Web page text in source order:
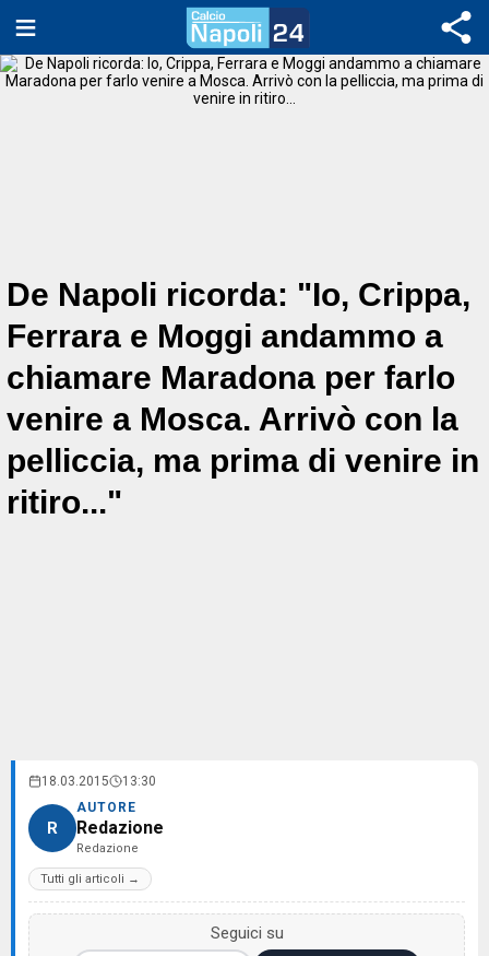
De Napoli ricorda: "Io, Crippa,
Ferrara e Moggi andammo a
chiamare Maradona per farlo
venire a Mosca. Arrivò con la
pelliccia, ma prima di venire in
ritiro..."
18.03.2015 13:30
R
AUTORE
Redazione
Redazione
Tutti gli articoli →
Seguici su